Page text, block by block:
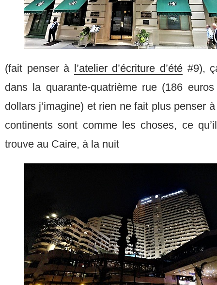
(fait penser à l’atelier d’écriture d’été#9),
dans la quarante-quatrième rue (186
dollars j’imagine) et rien ne fait plus penser
continents sont comme les choses, ce
trouve au Caire, à la nuit